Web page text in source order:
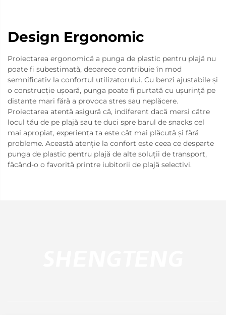
Design Ergonomic
Proiectarea ergonomică a punga de plastic pentru plajă nu
poate fi subestimată, deoarece contribuie în mod
semnificativ la confortul utilizatorului. Cu benzi ajustabile și
o construcție ușoară, punga poate fi purtată cu ușurință pe
distanțe mari fără a provoca stres sau neplăcere.
Proiectarea atentă asigură că, indiferent dacă mersi către
locul tău de pe plajă sau te duci spre barul de snacks cel
mai apropiat, experiența ta este cât mai plăcută și fără
probleme. Această atenție la confort este ceea ce desparte
punga de plastic pentru plajă de alte soluții de transport,
făcând-o o favorită printre iubitorii de plajă selectivi.